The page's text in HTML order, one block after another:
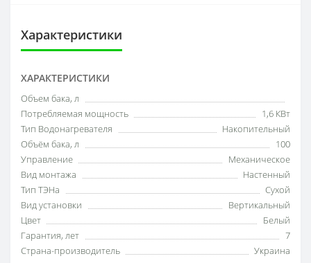
Характеристики
ХАРАКТЕРИСТИКИ
Объем бака, л
Потребляемая мощность
1,6 КВт
Тип Водонагревателя
Накопительный
Объём бака, л
100
Управление
Механическое
Вид монтажа
Настенный
Тип ТЭНа
Сухой
Вид установки
Вертикальный
Цвет
Белый
Гарантия, лет
7
Страна-производитель
Украина